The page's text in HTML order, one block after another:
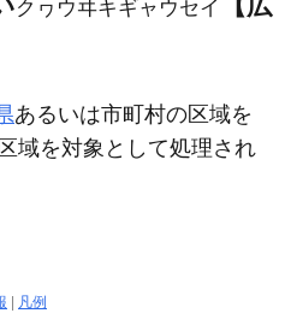
クヮウヰキギャウセイ
あるいは市町村の区域を
域を対象として処理され
| 凡例